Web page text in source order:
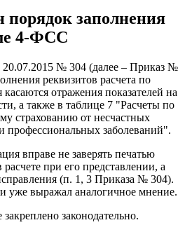
порядок заполнения
4-ФСС
№ 304 (далее – Приказ №
реквизитов расчета по
отражения показателей на
а также в таблице 7 "Расчеты по
страхованию от несчастных
профессиональных заболеваний".
вправе не заверять печатью
при его представлении, а
(п. 1, 3 Приказа № 304).
выражал аналогичное мнение.
законодательно.